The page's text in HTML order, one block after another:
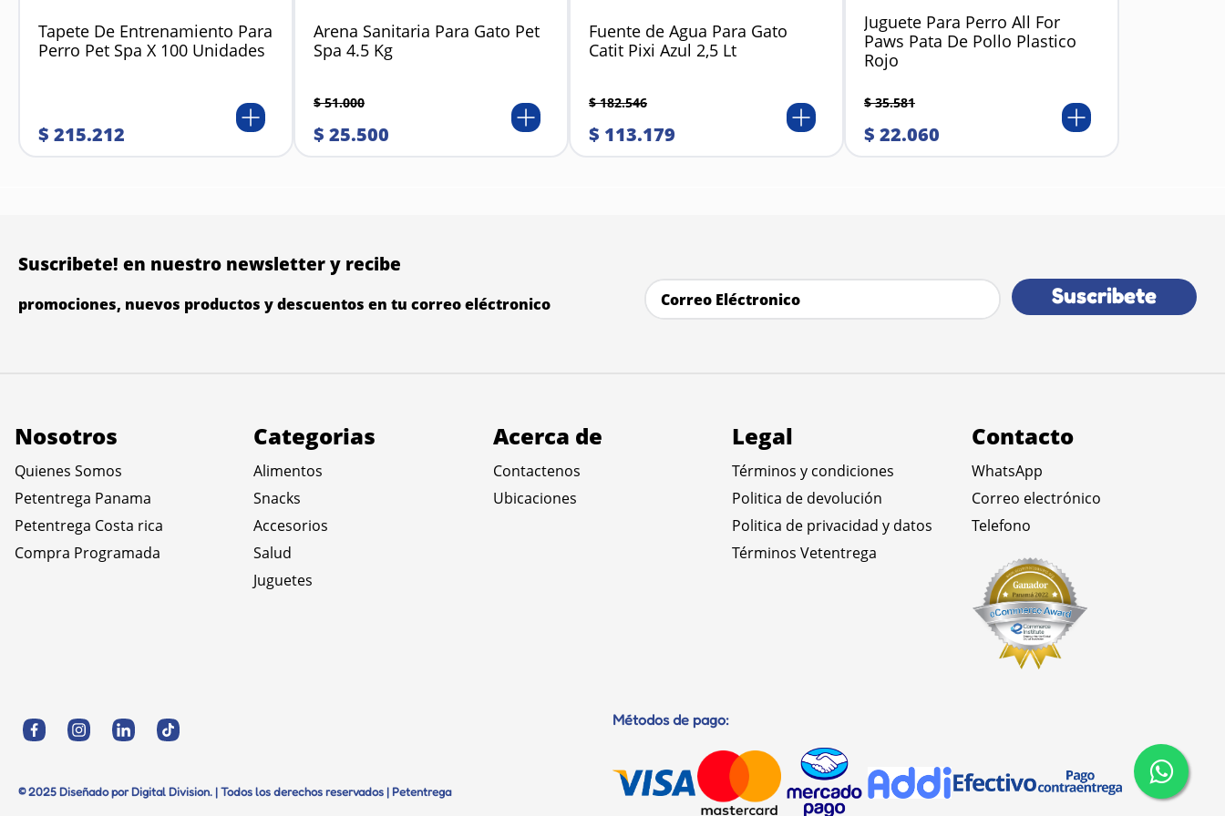
Tapete De Entrenamiento Para
Perro Pet Spa X 100 Unidades
$ 215.212
Arena Sanitaria Para Gato Pet
Spa 4.5 Kg
$ 51.000
$ 25.500
Fuente de Agua Para Gato
Catit Pixi Azul 2,5 Lt
$ 182.546
$ 113.179
Juguete Para Perro All For
Paws Pata De Pollo Plastico
Rojo
$ 35.581
$ 22.060
Suscribete! en nuestro newsletter y recibe
promociones, nuevos productos y descuentos en tu correo eléctronico Suscribete
Nosotros
Quienes Somos
Petentrega Panama
Petentrega Costa rica
Compra Programada
Categorias
Alimentos
Snacks
Accesorios
Salud
Juguetes
Acerca de
Contactenos
Ubicaciones
Legal
Términos y condiciones
Politica de devolución
Politica de privacidad y datos
Términos Vetentrega
Contacto
WhatsApp
Correo electrónico
Telefono
© 2025 Diseñado por Digital Division. | Todos los derechos reservados | Petentrega
Métodos de pago: